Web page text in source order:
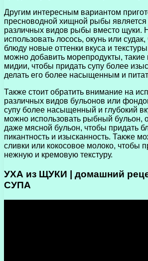
Другим интересным вариантом
пресноводной хищной рыбы является
различных видов рыбы вместо щуки.
использовать лосось, окунь или
блюду новые оттенки вкуса и
можно добавить морепродукты, такие
мидии, чтобы придать супу более
делать его более насыщенным и
Также стоит обратить внимание на
различных видов бульонов или
супу более насыщенный и глубокий
можно использовать рыбный бульон,
даже мясной бульон, чтобы придать
пикантность и изысканность. Также
сливки или кокосовое молоко, чтобы
нежную и кремовую текстуру.
УХА из ЩУКИ | домашний
СУПА